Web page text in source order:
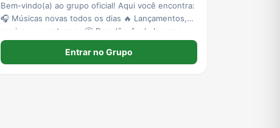
Bem-vindo(a) ao grupo oficial! Aqui você encontra:
🎧 Músicas novas todos os dias 🔥 Lançamentos,
remixes e montagens 📀 Paredão, funk, brega e
muito mais 📲 Compartilhe com seus amigos e
aproveite o melhor da música! 🚫 Respeite todos
Entrar no Grupo